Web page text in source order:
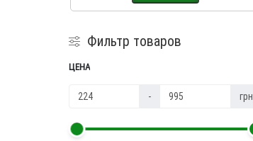
Фильтр товаров
ЦЕНА
- грн